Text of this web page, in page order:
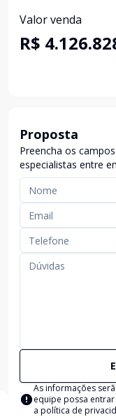
Valor venda
R$
Proposta
Preencha os
especialistas entre
As informações
equipe possa
a política de